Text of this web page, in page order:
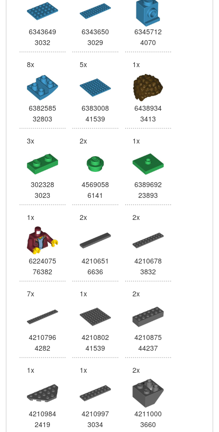
6343649
3032
6343650
3029
6345712
4070
8x
6382585
32803
5x
6383008
41539
1x
6438934
3413
3x
302328
3023
2x
4569058
6141
1x
6389692
23893
1x
6224075
76382
2x
4210651
6636
2x
4210678
3832
7x
4210796
4282
1x
4210802
41539
2x
4210875
44237
1x
4210984
2419
1x
4210997
3034
2x
4211000
3660